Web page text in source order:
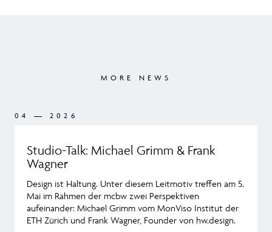
MORE NEWS
04 — 2026
Studio-Talk: Michael Grimm & Frank
Wagner
Design ist Haltung. Unter diesem Leitmotiv treffen am 5.
Mai im Rahmen der mcbw zwei Perspektiven
aufeinander: Michael Grimm vom MonViso Institut der
ETH Zürich und Frank Wagner, Founder von hw.design.